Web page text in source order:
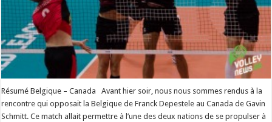
Résumé Belgique – Canada Avant hier soir, nous nous sommes rendus à la
rencontre qui opposait la Belgique de Franck Depestele au Canada de Gavin
Schmitt. Ce match allait permettre à l’une des deux nations de se propulser à